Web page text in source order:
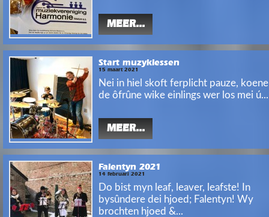
MEER...
Start muzyklessen
15 maart 2021
Nei in hiel skoft ferplicht pauze,
de ôfrûne wike einlings wer los mei ú...
MEER...
Falentyn 2021
14 februari 2021
Do bist myn leaf, leaver, leafste! In
bysûndere dei hjoed; Falentyn! Wy
brochten hjoed &...